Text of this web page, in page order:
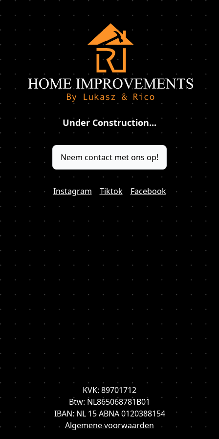
Under Construction...
Neem contact met ons op!
Instagram Tiktok Facebook
KVK: 89701712
Btw: NL865068781B01
IBAN: NL 15 ABNA 0120388154
Algemene voorwaarden